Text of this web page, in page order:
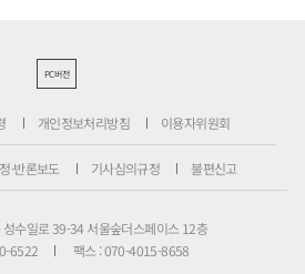
PC버전
개인정보처리방침 이용자위원회
·반론보도 기사심의규정 불편신고
성수일로 39-34 서울숲더스페이스 12층
6522
팩스 : 070-4015-8658